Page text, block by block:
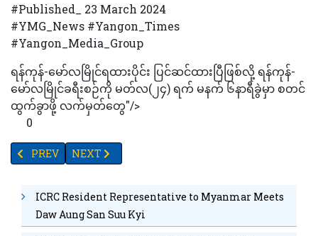
#Published_ 23 March 2024
#YMG_News #Yangon_Times
#Yangon_Media_Group
ရန်ကုန်-မော်လမြိုင်ရထားပိုင်း ပြင်ဆင်ထားပြီဖြစ်လို့ ရန်ကုန်-
မော်လမြိုင်ခရီးစဉ်ကို မတ်လ(၂၄) ရက် မနက် ၆နာရီခွဲမှာ စတင်
ထွက်ခွာဖို့ လက်မှတ်တွေ"/>
0
PREVIOUS ARTICLE: ရွှေတိဂုံနှင့် ပုဂံ ယွန်းဘုရားပုံစံတူငယ်များကို
PREV NEXT ARTICLE: မတ်လကုန်အထိ ပဲစဉ်းငုံဈေးကွက်
NEXT
ICRC Resident Representative to Myanmar Meets
Daw Aung San Suu Kyi